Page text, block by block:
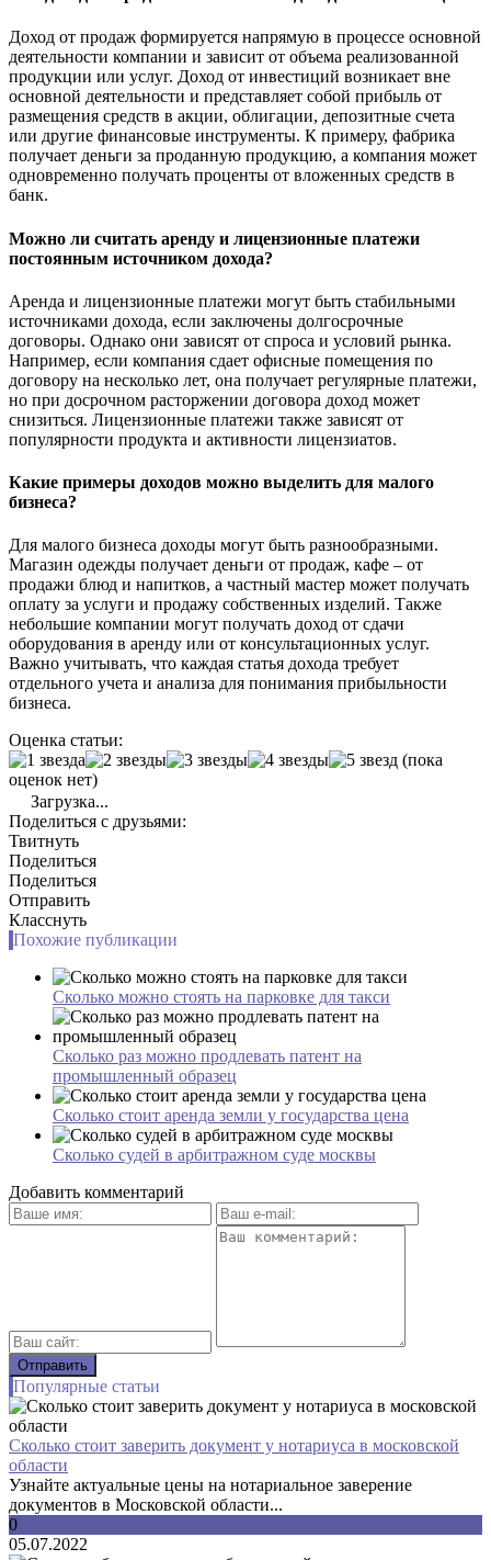
Доход от продаж формируется напрямую в процессе основной
деятельности компании и зависит от объема реализованной
продукции или услуг. Доход от инвестиций возникает вне
основной деятельности и представляет собой прибыль от
размещения средств в акции, облигации, депозитные счета
или другие финансовые инструменты. К примеру, фабрика
получает деньги за проданную продукцию, а компания может
одновременно получать проценты от вложенных средств в
банк.
Можно ли считать аренду и лицензионные платежи
постоянным источником дохода?
Аренда и лицензионные платежи могут быть стабильными
источниками дохода, если заключены долгосрочные
договоры. Однако они зависят от спроса и условий рынка.
Например, если компания сдает офисные помещения по
договору на несколько лет, она получает регулярные платежи,
но при досрочном расторжении договора доход может
снизиться. Лицензионные платежи также зависят от
популярности продукта и активности лицензиатов.
Какие примеры доходов можно выделить для малого
бизнеса?
Для малого бизнеса доходы могут быть разнообразными.
Магазин одежды получает деньги от продаж, кафе – от
продажи блюд и напитков, а частный мастер может получать
оплату за услуги и продажу собственных изделий. Также
небольшие компании могут получать доход от сдачи
оборудования в аренду или от консультационных услуг.
Важно учитывать, что каждая статья дохода требует
отдельного учета и анализа для понимания прибыльности
бизнеса.
Оценка статьи:
(пока
оценок нет)
Загрузка...
Поделиться с друзьями:
Твитнуть
Поделиться
Поделиться
Отправить
Класснуть
Похожие публикации
Сколько можно стоять на парковке для такси
Сколько раз можно продлевать патент на
промышленный образец
Сколько стоит аренда земли у государства цена
Сколько судей в арбитражном суде москвы
Добавить комментарий
Популярные статьи
Сколько стоит заверить документ у нотариуса в московской
области
Узнайте актуальные цены на нотариальное заверение
документов в Московской области...
0
05.07.2022